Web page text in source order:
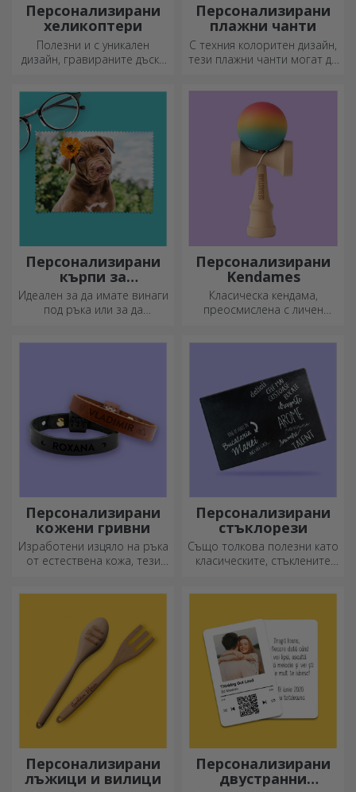
Персонализирани
хеликоптери
Полезни и с уникален
дизайн, гравираните дъски
приготвени в кухнята.
Персонализирани
плажни чанти
С техния колоритен дизайн,
тези плажни чанти могат да
любим човек или, защо не,
нов аксесоар във вашата
колекция от чанти.
Персонализирани
кърпи за
почистване на
екрани и стъкла
Идеален за да имате винаги
под ръка или за да
Персонализирани
Kendames
Класическа кендама,
преосмислена с личен
Персонализирани
кожени гривни
Изработени изцяло на ръка
от естествена кожа, тези
Персонализирани
стъклорези
Също толкова полезни като
класическите, стъклените
индивидуален стил на
вашата кухня.
Персонализирани
лъжици и вилици
Персонализирани
двустранни